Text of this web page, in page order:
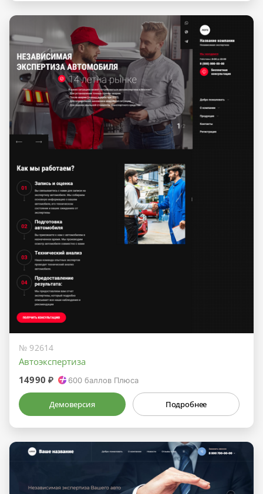
№ 92614
Автоэкспертиза
14990 ₽
600 баллов Плюса
Демоверсия Подробнее